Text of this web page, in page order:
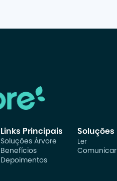
Links Principais
Soluções Árvore
Benefícios
Depoimentos
Soluções
Ler
Comunicar